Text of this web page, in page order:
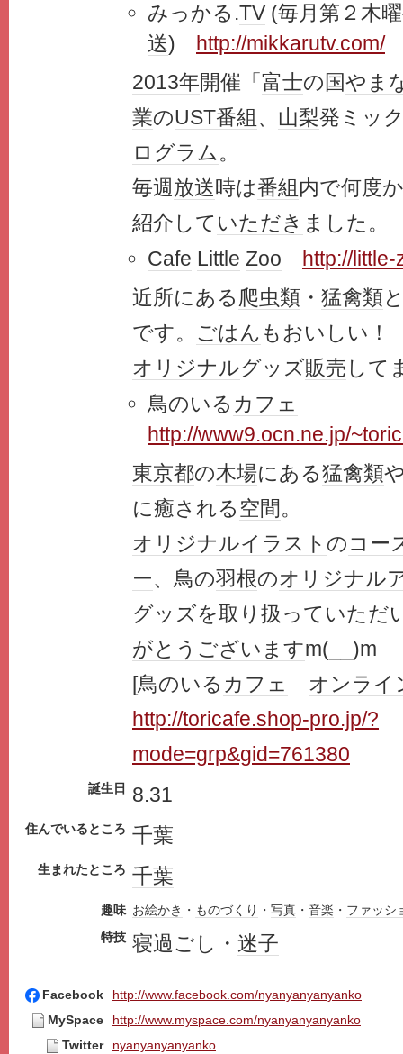
みっかる.TV (毎月第２木
送)
http://mikkarutv.com/
2013年開催「 富士の国やま
業のUST番組 、 山梨発ミッ
ログラム。
毎週放送時は番組 内で何度
紹介して いただき ました。
Cafe Little Zoo
http://little-
近所にある爬虫類 ・ 猛禽類
です。 ごはん もおいしい！
オリジナルグッズ販売 して
鳥のいる カフェ
http://www9.ocn.ne.jp/
東京都の木場にある猛禽類
に癒される 空間。
オリジナルイラスト のコー
ー、鳥の羽根のオリジナル
グッズを取り扱っていただ
がとうございますm(__)m
[鳥のいる カフェ
オンライ
http://toricafe.shop-pro.jp/?
mode=grp&gid=761380
誕生日 8.31
住んでいるところ 千葉
生まれたところ 千葉
趣味 お絵かき ・ ものづくり ・ 写真 ・ 音楽 ・ ファッシ
特技 寝過ごし・ 迷子
Facebook
http://www.facebook.com/nyanyanyanyanko
MySpace
http://www.myspace.com/nyanyanyanyanko
Twitter
nyanyanyanyanko